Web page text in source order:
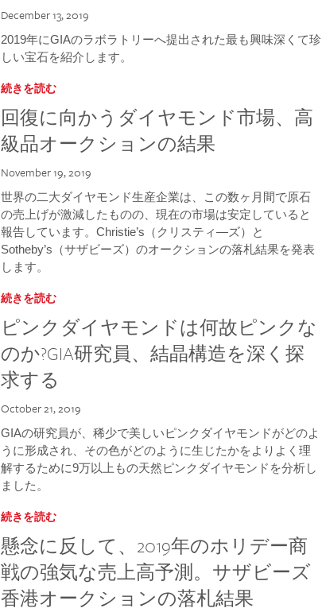
December 13, 2019
2019年にGIAのラボラトリーへ提出された最も興味深くて珍
しい宝石を紹介します。
続きを読む
回復に向かうダイヤモンド市場、高
級品オークションの結果
November 19, 2019
世界の二大ダイヤモンド生産企業は、この数ヶ月間で原石
の売上げが激減したものの、現在の市場は安定していると
報告しています。Christie’s（クリスティ―ズ）と
Sotheby’s（サザビーズ）のオークションの落札結果を発表
します。
続きを読む
ピンクダイヤモンドは何故ピンクな
のか?GIA研究員、結晶構造を深く探
求する
October 21, 2019
GIAの研究員が、稀少で美しいピンクダイヤモンドがどのよ
うに形成され、その色がどのように生じたかをよりよく理
解するために9万以上もの天然ピンクダイヤモンドを分析し
ました。
続きを読む
懸念に反して、2019年のホリデー商
戦の強気な売上高予測。サザビーズ
香港オークションの落札結果